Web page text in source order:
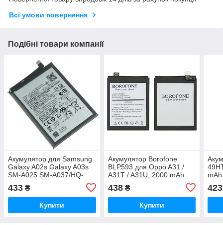
Всі умови повернення
Подібні товари компанії
Акумулятор для Samsung
Galaxy A02s Galaxy A03s
SM-A025 SM-A037/HQ-
50SD/HQ-50S (5000 mAh)
Original PRC
433 ₴
Купити
Акумулятор Borofone
BLP593 для Oppo A31 /
A31T / A31U, 2000 mAh
438₴
Купити
423